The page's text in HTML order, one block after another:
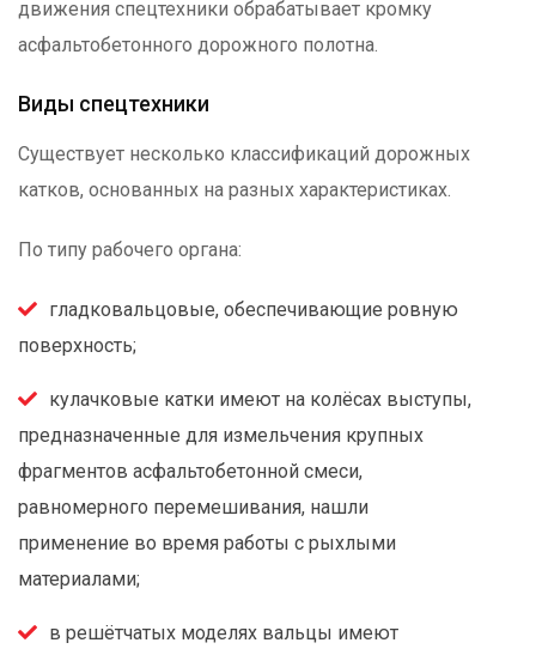
движения спецтехники обрабатывает кромку
асфальтобетонного дорожного полотна.
Виды спецтехники
Существует несколько классификаций дорожных
катков, основанных на разных характеристиках.
По типу рабочего органа:
гладковальцовые, обеспечивающие ровную
поверхность;
кулачковые катки имеют на колёсах выступы,
предназначенные для измельчения крупных
фрагментов асфальтобетонной смеси,
равномерного перемешивания, нашли
применение во время работы с рыхлыми
материалами;
в решётчатых моделях вальцы имеют